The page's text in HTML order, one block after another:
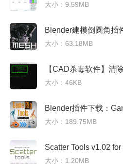
大小：9.59MB
大小：63.18MB
大小：46KB
大小：189.75MB
大小：1.20MB